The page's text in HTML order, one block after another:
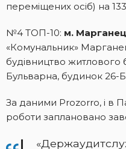
переміщених осіб) на
№4 ТОП-10: м.
«Комунальник»
будівництво
Бульварна, будинок 26-
За даними Prozorro, і в
роботи заплановано